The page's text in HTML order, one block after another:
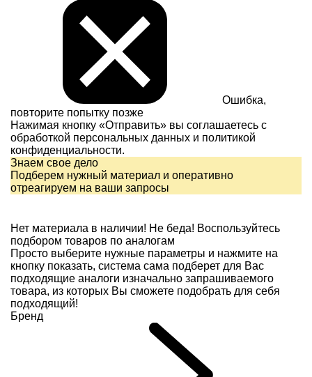
Ошибка,
повторите попытку позже
Нажимая кнопку «Отправить» вы соглашаетесь с
обработкой персональных данных и политикой
конфиденциальности.
Знаем свое дело
Подберем нужный материал и оперативно
отреагируем на ваши запросы
Нет материала в наличии! Не беда! Воспользуйтесь
подбором товаров по аналогам
Просто выберите нужные параметры и нажмите на
кнопку показать, система сама подберет для Вас
подходящие аналоги изначально запрашиваемого
товара, из которых Вы сможете подобрать для себя
подходящий!
Бренд